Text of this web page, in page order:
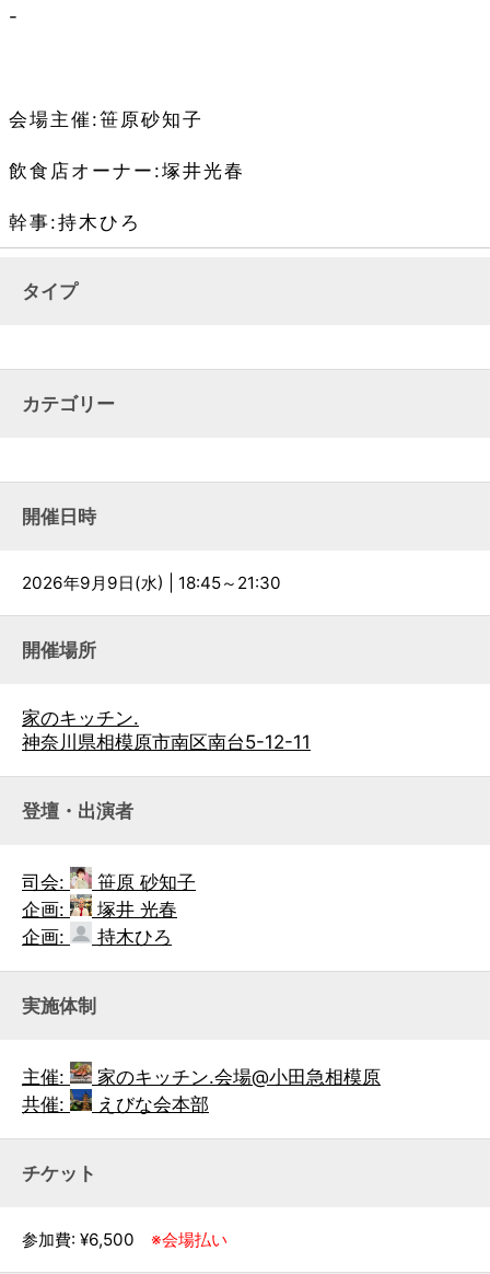
-
会場主催 :笹原砂知子
飲食店オーナー :塚井光春
幹事:持木ひろ
タイプ
カテゴリー
開催日時
2026年9月9日(水) | 18:45～21:30
開催場所
家のキッチン.
神奈川県相模原市南区南台5-12-11
登壇・出演者
司会:
笹原 砂知子
企画:
塚井 光春
企画:
持木ひろ
実施体制
主催:
家のキッチン.会場@小田急相模原
共催:
えびな会本部
チケット
参加費: ¥6,500 ※会場払い